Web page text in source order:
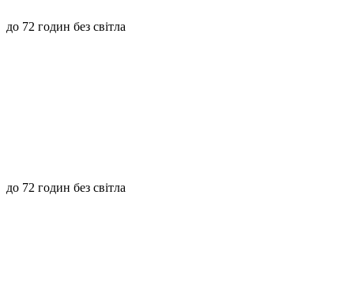
до 72 годин без світла
до 72 годин без світла